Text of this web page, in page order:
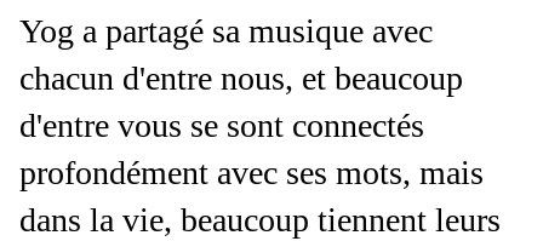
Yog a partagé sa musique avec
chacun d'entre nous, et beaucoup
d'entre vous se sont connectés
profondément avec ses mots, mais
dans la vie, beaucoup tiennent leurs